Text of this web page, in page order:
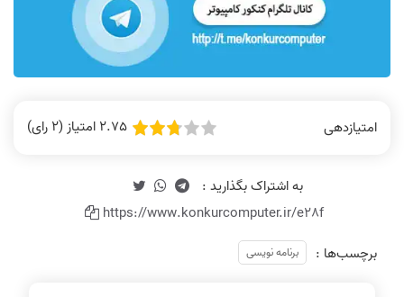
امتیازدهی 2.75 امتیاز (2 رای)
https://www.konkurcomputer.ir/e28f
برچسب‌ها :
برنامه نویسی